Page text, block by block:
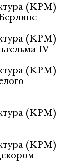
(KPM)
(KPM)
IV
(KPM)
(KPM)
(KPM)